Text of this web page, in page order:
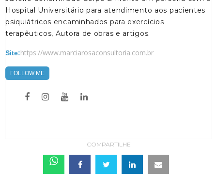
Hospital Universitário para atendimento aos pacientes
psiquiátricos encaminhados para exercícios
terapêuticos, Autora de obras e artigos.
Site:https://www.marciarosaconsultoria.com.br
FOLLOW ME
COMPARTILHE